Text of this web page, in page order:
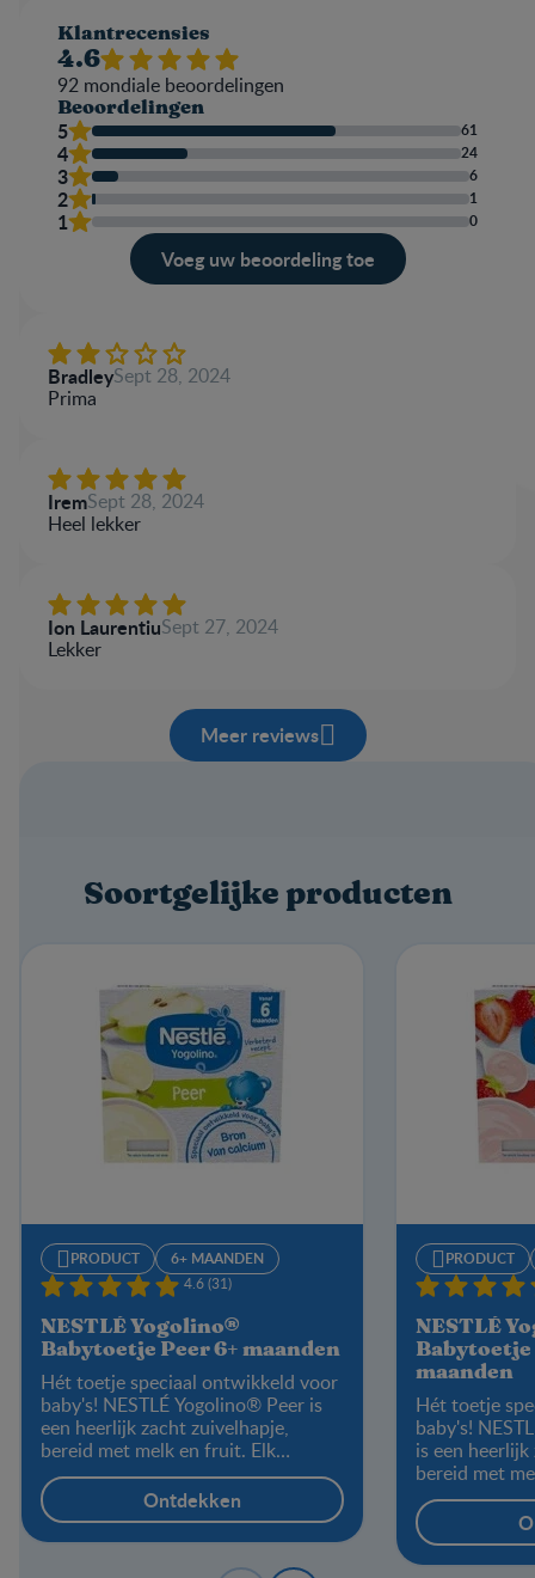
Klantrecensies
4.6
92 mondiale beoordelingen
Beoordelingen
5 61
4 24
3 6
2 1
1 0
Voeg uw beoordeling toe
Jouw naam
BradleySept 28, 2024
Prima
IremSept 28, 2024
Heel lekker
Ion LaurentiuSept 27, 2024
Lekker
Meer reviews
Soortgelijke producten
PRODUCT 6+ MAANDEN
4.6 (31)
NESTLÉ Yogolino®
Babytoetje Peer 6+ maanden
Hét toetje speciaal ontwikkeld voor
baby's! NESTLÉ Yogolino® Peer is
een heerlijk zacht zuivelhapje,
bereid met melk en fruit. Elk
bekertje is een natuurlijke bron van
calcium. Niet alleen lekker als
toetje, maar ook geschikt als
tussendoortje.
Ontdekken
PRODUCT
NESTLÉ
Babytoetje
maanden
Hét toetje
baby's!
is een
bereid met
bekertje is
calcium. Niet
toetje, maar
tussendoortje.